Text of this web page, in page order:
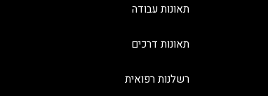
תאונות עבודה
תאונות דרכים
רשלנות רפואית